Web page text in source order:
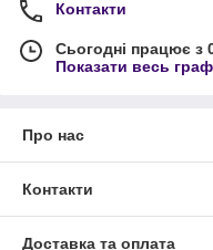
Контакти
Сьогодні працює з
Показати весь
Про нас
Контакти
Доставка та оплата